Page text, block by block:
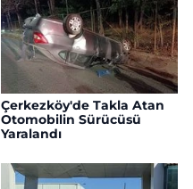
Çerkezköy'de Takla Atan
Otomobilin Sürücüsü
Yaralandı